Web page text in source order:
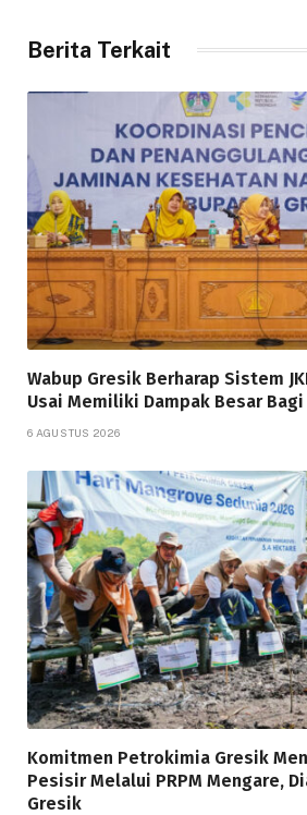
Berita Terkait
Wabup Gresik Berharap Sistem
Usai Memiliki Dampak Besar
6 AGUSTUS 2026
Komitmen Petrokimia Gresik
Pesisir Melalui PRPM Mengare,
Gresik